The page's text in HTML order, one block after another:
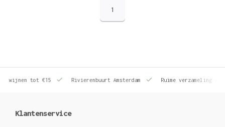
1
wijnen tot €15 Rivierenbuurt Amsterdam Ruime verzameling
Klantenservice